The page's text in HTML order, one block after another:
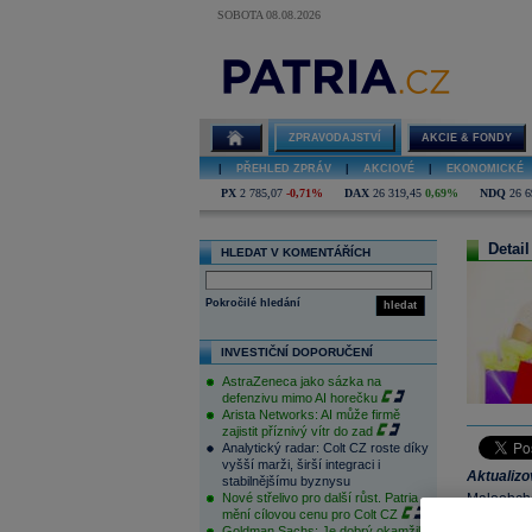
SOBOTA 08.08.2026
ZPRAVODAJSTVÍ AKCIE & FONDY
PŘEHLED ZPRÁV AKCIOVÉ EKONOMICKÉ
PX 2 785,07 -0,71% DAX 26 319,45 0,69% NDQ 26
HLEDAT V KOMENTÁŘÍCH
hledat
Pokročilé hledání
INVESTIČNÍ DOPORUČENÍ
AstraZeneca jako sázka na
defenzivu mimo AI horečku
Arista Networks: AI může firmě
zajistit příznivý vítr do zad
Analytický radar: Colt CZ roste díky
vyšší marži, širší integraci i
stabilnějšímu byznysu
Nové střelivo pro další růst. Patria
mění cílovou cenu pro Colt CZ